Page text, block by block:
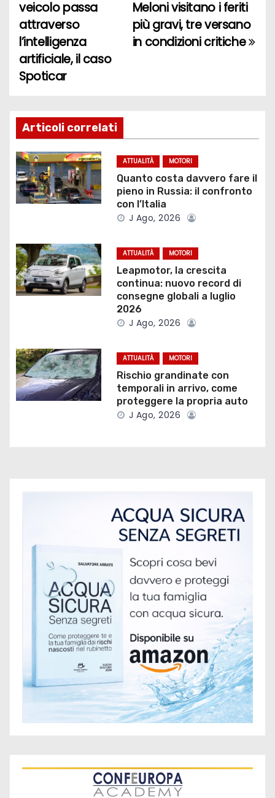
a
v
i
a
z
i
o
e
a
i
c
o
Meloni visitano i feriti
più gravi, tre versano
in condizioni critiche
veicolo passa
attraverso
l’intelligenza
artificiale, il caso
Spoticar
Articoli correlati
ATTUALITÀ MOTORI
Quanto costa davvero fare il
pieno in Russia: il confronto
con l’Italia
J Ago, 2026
ATTUALITÀ MOTORI
Leapmotor, la crescita
continua: nuovo record di
consegne globali a luglio
2026
J Ago, 2026
ATTUALITÀ MOTORI
Rischio grandinate con
temporali in arrivo, come
proteggere la propria auto
J Ago, 2026